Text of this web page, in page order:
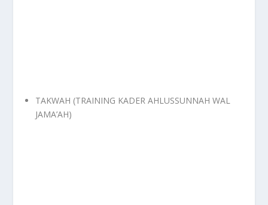
TAKWAH (TRAINING KADER AHLUSSUNNAH WAL
JAMA’AH)